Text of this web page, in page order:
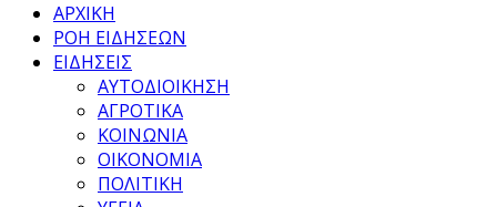
ΑΡΧΙΚΗ
ΡΟΗ ΕΙΔΗΣΕΩΝ
ΕΙΔΗΣΕΙΣ
ΑΥΤΟΔΙΟΙΚΗΣΗ
ΑΓΡΟΤΙΚΑ
ΚΟΙΝΩΝΙΑ
ΟΙΚΟΝΟΜΙΑ
ΠΟΛΙΤΙΚΗ